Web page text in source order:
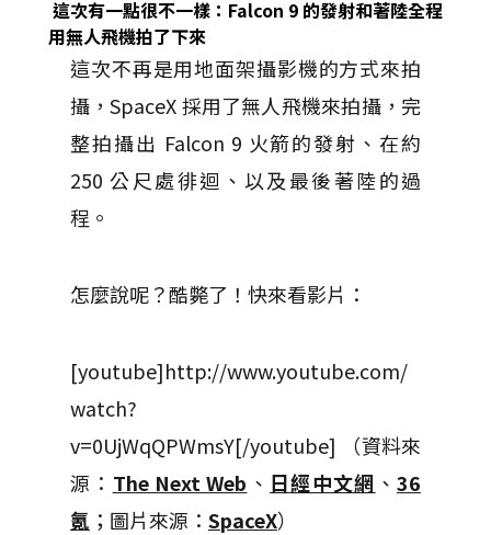
這次有一點很不一樣：Falcon 9 的發射和著陸全程
用無人飛機拍了下來
這次不再是用地面架攝影機的方式來拍
攝，SpaceX 採用了無人飛機來拍攝，完
整拍攝出 Falcon 9 火箭的發射、在約
250 公尺處徘迴、以及最後著陸的過
程。
怎麼說呢？酷斃了！快來看影片：
[youtube]http://www.youtube.com/
watch?
v=0UjWqQPWmsY[/youtube] （資料來
源： The Next Web 、 日經中文網 、36
氪 ；圖片來源： SpaceX）